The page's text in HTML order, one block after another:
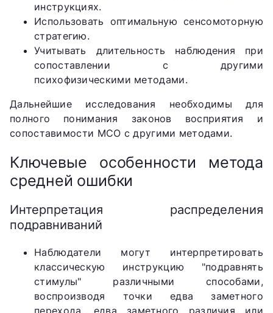
инструкциях.
Использовать оптимальную сенсомоторную
стратегию.
Учитывать длительность наблюдения при
сопоставлении с другими
психофизическими методами.
Дальнейшие исследования необходимы для
полного понимания законов восприятия и
сопоставимости МСО с другими методами.
Ключевые особенности метода
средней ошибки
Интерпретация распределения
подравниваний
Наблюдатели могут интерпретировать
классическую инструкцию "подравнять
стимулы" различными способами,
воспроизводя точки едва заметного
перехода, едва заметного различия или